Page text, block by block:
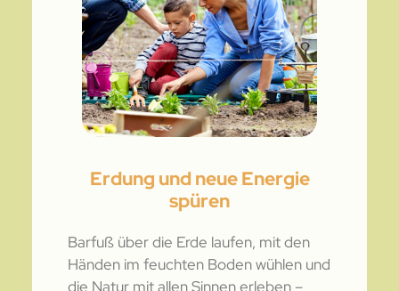
Erdung und neue Energie
spüren
Barfuß über die Erde laufen, mit den
Händen im feuchten Boden wühlen und
die Natur mit allen Sinnen erleben –